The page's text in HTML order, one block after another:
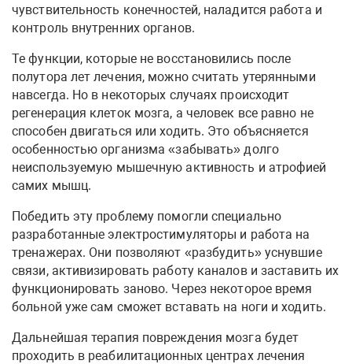
чувствительность конечностей, наладится работа и
контроль внутренних органов.
Те функции, которые не восстановились после
полутора лет лечения, можно считать утерянными
навсегда. Но в некоторых случаях происходит
регенерация клеток мозга, а человек все равно не
способен двигаться или ходить. Это объясняется
особенностью организма «забывать» долго
неиспользуемую мышечную активность и атрофией
самих мышц.
Победить эту проблему помогли специально
разработанные электростимуляторы и работа на
тренажерах. Они позволяют «разбудить» уснувшие
связи, активизировать работу каналов и заставить их
функционировать заново. Через некоторое время
больной уже сам сможет вставать на ноги и ходить.
Дальнейшая терапия повреждения мозга будет
проходить в реабилитационных центрах лечения